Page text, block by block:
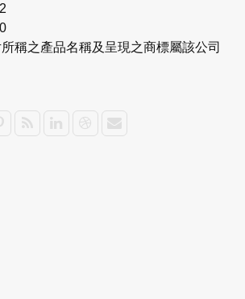
稱之產品名稱及呈現之商標屬該公司